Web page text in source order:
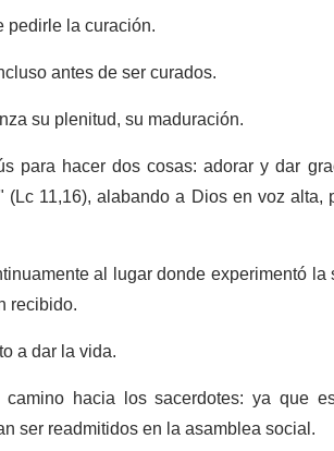
la curación.
antes de ser curados.
su plenitud, su maduración.
hacer dos cosas: adorar y dar
11,16), alabando a Dios en voz alta,
al lugar donde experimentó
recibido.
a dar la vida.
hacia los sacerdotes: ya que
ser readmitidos en la asamblea social.